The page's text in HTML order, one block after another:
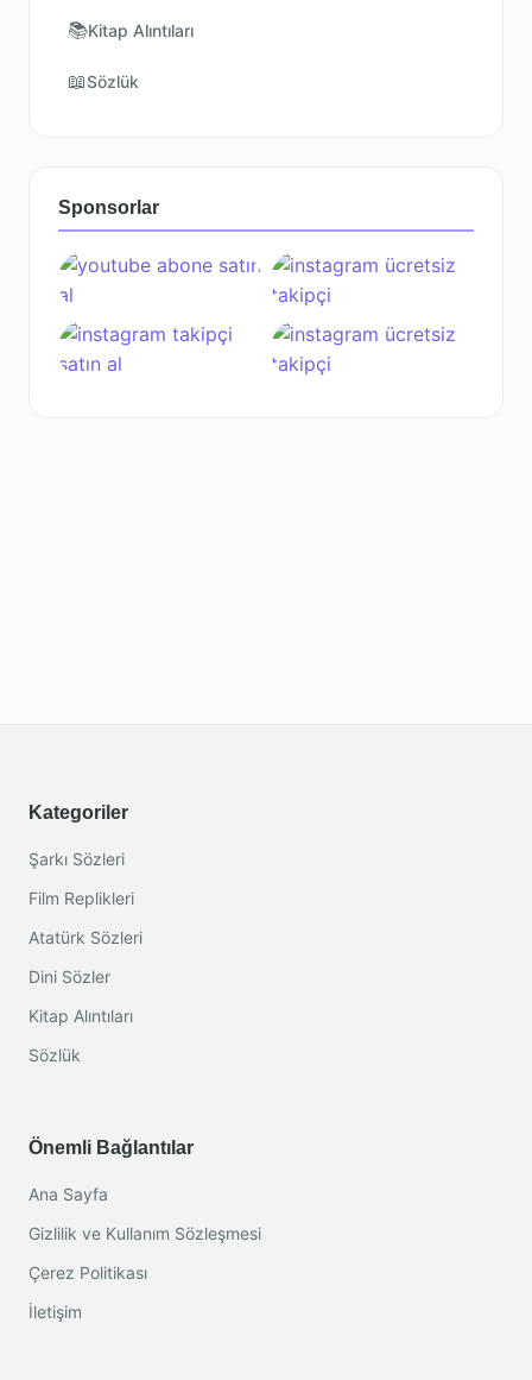
📚Kitap Alıntıları
📖Sözlük
Sponsorlar
Kategoriler
Şarkı Sözleri
Film Replikleri
Atatürk Sözleri
Dini Sözler
Kitap Alıntıları
Sözlük
Önemli Bağlantılar
Ana Sayfa
Gizlilik ve Kullanım Sözleşmesi
Çerez Politikası
İletişim